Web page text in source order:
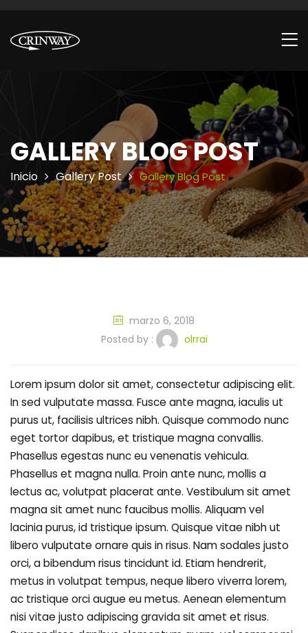
GALLERY BLOG POST
Inicio Gallery Post Gallery Blog Post
marzo 6, 2018
Posted by :
olrrai
Lorem ipsum dolor sit amet, consectetur adipiscing elit.
In sed vulputate massa. Fusce ante magna, iaculis ut
purus ut, facilisis ultrices nibh. Quisque commodo nunc
eget tortor dapibus, et tristique magna convallis.
Phasellus egestas nunc eu venenatis vehicula.
Phasellus et magna nulla. Proin ante nunc, mollis a
lectus ac, volutpat placerat ante. Vestibulum sit amet
magna sit amet nunc faucibus mollis. Aliquam vel
lacinia purus, id tristique ipsum. Quisque vitae nibh ut
libero vulputate ornare quis in risus. Nam sodales justo
orci, a bibendum risus tincidunt id. Etiam hendrerit,
metus in volutpat tempus, neque libero viverra lorem,
ac tristique orci augue eu metus. Aenean elementum
nisi vitae justo adipiscing gravida sit amet et risus.